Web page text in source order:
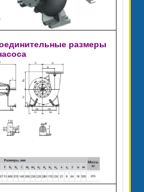
размеры